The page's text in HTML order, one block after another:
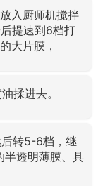
入厨师机搅拌
提速到6档打
大片膜，
揉进去。
转5-6档，继
半透明薄膜、具